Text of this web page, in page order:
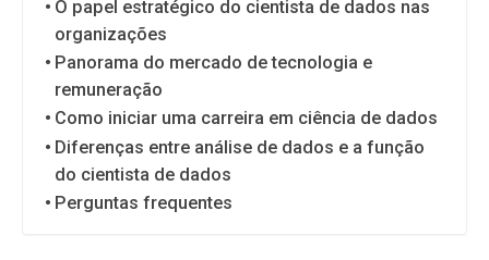
O papel estratégico do cientista de dados nas
organizações
Panorama do mercado de tecnologia e
remuneração
Como iniciar uma carreira em ciência de dados
Diferenças entre análise de dados e a função
do cientista de dados
Perguntas frequentes